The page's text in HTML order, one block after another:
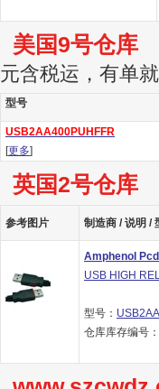
美国9号仓库
元含税运，有单
型号
USB2AA400PUHFFR
[更多]
英国2号仓库
参考图片 制造商 / 说明 /
Amphenol Pcd
USB HIGH
型号：
仓库库存编号：